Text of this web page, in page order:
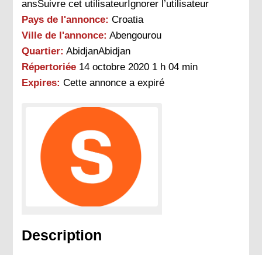
ansSuivre cet utilisateurIgnorer l’utilisateur
Pays de l'annonce: Croatia
Ville de l'annonce: Abengourou
Quartier: AbidjanAbidjan
Répertoriée 14 octobre 2020 1 h 04 min
Expires: Cette annonce a expiré
Description